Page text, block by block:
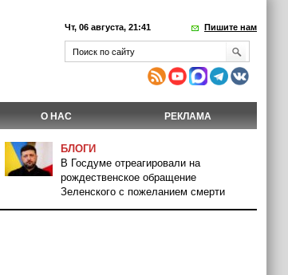
Чт, 06 августа, 21:41 Пишите нам
О НАС РЕКЛАМА
БЛОГИ
В Госдуме отреагировали на
рождественское обращение
Зеленского с пожеланием смерти